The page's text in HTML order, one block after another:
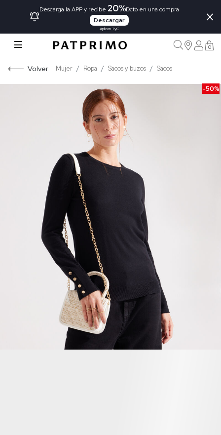
Descarga la APP y recibe 20%Dcto en una compra
Descargar
Aplican TyC
×
0
Volver Mujer Ropa Sacos y buzos Sacos
-50%